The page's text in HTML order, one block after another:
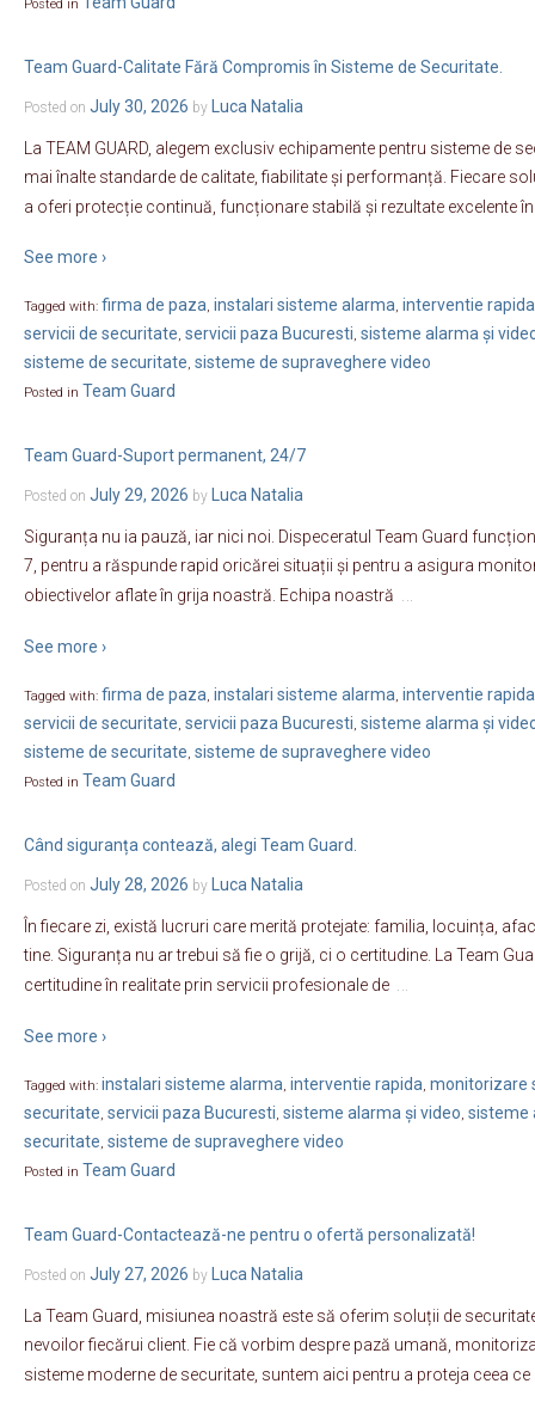
Posted in
Team Guard-Calitate Fără Compromis în Sisteme de Securitate.
Posted on July 30, 2026 by Luca Natalia
La TEAM GUARD, alegem exclusiv echipamente pentru sisteme de
mai înalte standarde de calitate, fiabilitate și performanță. Fiecare
a oferi protecție continuă, funcționare stabilă și rezultate excelente
See more ›
Tagged with: firma de paza, instalari sisteme alarma, interventie rapida
servicii de securitate, servicii paza Bucuresti, sisteme alarma și
sisteme de securitate, sisteme de supraveghere video
Posted in Team Guard
Team Guard-Suport permanent, 24/7
Posted on July 29, 2026 by Luca Natalia
Siguranța nu ia pauză, iar nici noi. Dispeceratul Team Guard
7, pentru a răspunde rapid oricărei situații și pentru a asigura
obiectivelor aflate în grija noastră. Echipa noastră …
See more ›
Tagged with: firma de paza, instalari sisteme alarma, interventie rapida
servicii de securitate, servicii paza Bucuresti, sisteme alarma și
sisteme de securitate, sisteme de supraveghere video
Posted in Team Guard
Când siguranța contează, alegi Team Guard.
Posted on July 28, 2026 by Luca Natalia
În fiecare zi, există lucruri care merită protejate: familia, locuința,
tine. Siguranța nu ar trebui să fie o grijă, ci o certitudine. La Team
certitudine în realitate prin servicii profesionale de …
See more ›
Tagged with: instalari sisteme alarma, interventie rapida, monitorizare
securitate, servicii paza Bucuresti, sisteme alarma și video, sisteme
securitate, sisteme de supraveghere video
Posted in Team Guard
Team Guard-Contactează-ne pentru o ofertă personalizată!
Posted on July 27, 2026 by Luca Natalia
La Team Guard, misiunea noastră este să oferim soluții de
nevoilor fiecărui client. Fie că vorbim despre pază umană,
sisteme moderne de securitate, suntem aici pentru a proteja ceea